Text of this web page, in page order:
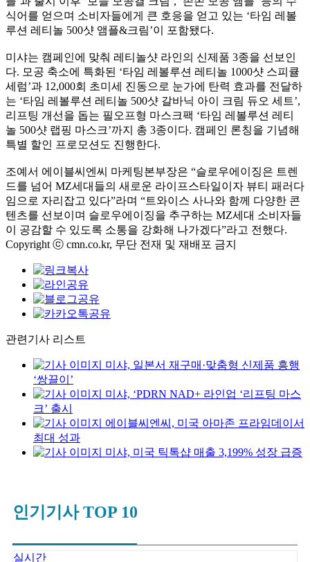
식어를 얻으며 소비자들에게 큰 호응을 얻고 있는 ‘타임 레볼
루션 레티놀 500샷 앰플&크림’이 포함됐다.
미샤는 캠페인에 맞춰 레티놀샷 라인의 신제품 3종을 선보인
다. 모공 축소에 특화된 ‘타임 레볼루션 레티놀 1000샷 스피큘
세럼’과 12,000회 초미세 진동으로 눈가에 탄력 효과를 전달하
는 ‘타임 레볼루션 레티놀 500샷 갈바닉 아이 크림 듀오 세트’,
리프팅 개선을 돕는 필오프형 마스크팩 ‘타임 레볼루션 레티
놀 500샷 랩핑 마스크’까지 총 3종이다. 캠페인 론칭을 기념해
특별 할인 프로모션도 진행한다.
조예서 에이블씨엔씨 마케팅본부장은 “슬로우에이징은 트렌
드를 넘어 MZ세대들의 새로운 라이프스타일이자 뷰티 패러다
임으로 자리잡고 있다”라며 “트와이스 사나와 함께 다양한 콘
텐츠를 선보이며 슬로우에이징을 추구하는 MZ세대 소비자들
이 공감할 수 있도록 소통을 강화해 나가겠다”라고 전했다.
Copyright ⓒ cmn.co.kr, 무단 전재 및 재배포 금지
관련기사 리스트
미샤, 일본서 재구매·맞춤형 신제품 흥행
‘쌍끌이’
미샤, ‘PDRN NAD+ 라인업 ‘리프팅 마스
크’ 출시
에이블씨엔씨, 미국 아마존 프라임데이서
최대 성과
미샤, 미국 틱톡샵 매출 3,199% 성장 급증
인기기사 TOP 10
실시간